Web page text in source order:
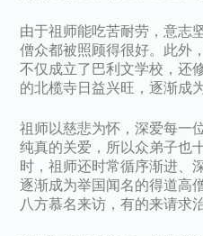
由于祖师能吃苦耐劳，意志
僧众都被照顾得很好。此外
不仅成立了巴利文学校，还
的北榄寺日益兴旺，逐渐成
祖师以慈悲为怀，深爱每一
纯真的关爱，所以众弟子也
时，祖师还时常循序渐进、
逐渐成为举国闻名的得道高
八方慕名来访，有的来请求